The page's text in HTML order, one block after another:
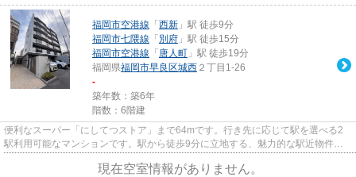
福岡市空港線 「 西新 」駅 徒歩9分
福岡市七隈線 「 別府 」駅 徒歩15分
福岡市空港線 「 唐人町 」駅 徒歩19分
福岡県福岡市早良区城西 ２丁目1-26
-
築年数：築6年
階数：6階建
便利なスーパー「にしてつストア」まで64mです。行き先に応じて駅を選べる2
駅利用可能なマンションです。駅から徒歩9分に立地する、魅力的な駅近物件で
現在空室情報がありません。